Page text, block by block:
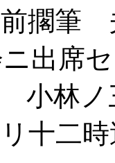
擱筆
ニ出
林ノ
十二